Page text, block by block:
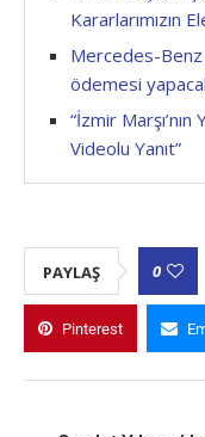
Kararlarımızın
Mercedes-
ödemesi
“İzmir Marşı’nın
Videolu Yanıt”
PAYLAŞ 0
Pinterest